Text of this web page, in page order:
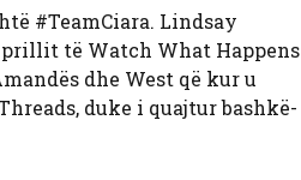
#TeamCiara. Lindsay
prillit të Watch What Happens
dhe West që kur u
duke i quajtur bashkë-